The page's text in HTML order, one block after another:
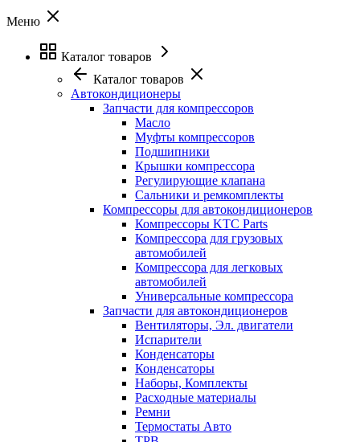
Меню
Каталог товаров
Каталог товаров
Автокондиционеры
Запчасти для компрессоров
Масло
Муфты компрессоров
Подшипники
Крышки компрессора
Регулирующие клапана
Сальники и ремкомплекты
Компрессоры для автокондиционеров
Компрессоры KTC Parts
Компрессора для грузовых
автомобилей
Компрессора для легковых
автомобилей
Универсальные компрессора
Запчасти для автокондиционеров
Вентиляторы, Эл. двигатели
Испарители
Конденсаторы
Конденсаторы
Наборы, Комплекты
Расходные материалы
Ремни
Термостаты Авто